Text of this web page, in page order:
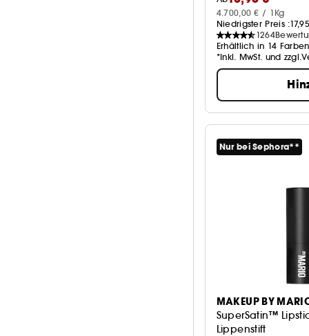
4.700,00 € / 1Kg
Niedrigster Preis :
1264
Erhältlich in 14 Farben
*Inkl. MwSt. und
Nur bei Sephora**
MAKEUP BY
SuperSatin™
Lippenstift